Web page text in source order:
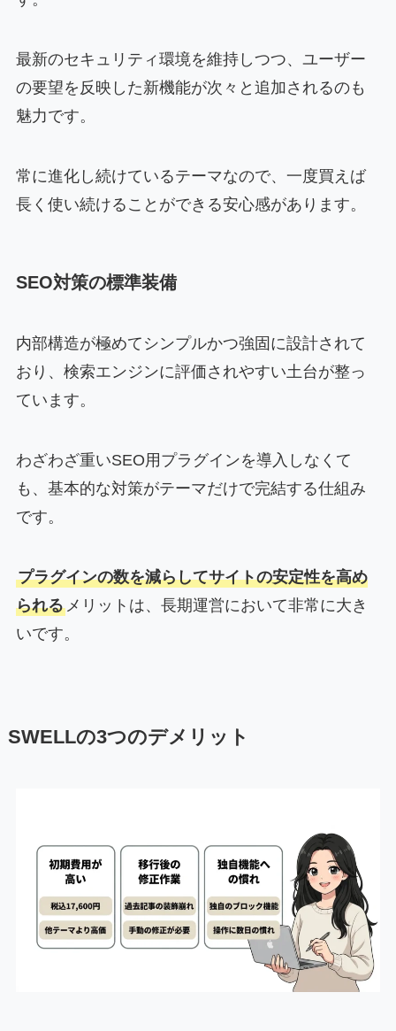
最新のセキュリティ環境を維持しつつ、ユーザー
の要望を反映した新機能が次々と追加されるのも
魅力です。
常に進化し続けているテーマなので、一度買えば
長く使い続けることができる安心感があります。
SEO対策の標準装備
内部構造が極めてシンプルかつ強固に設計されて
おり、検索エンジンに評価されやすい土台が整っ
ています。
わざわざ重いSEO用プラグインを導入しなくて
も、基本的な対策がテーマだけで完結する仕組み
です。
プラグインの数を減らしてサイトの安定性を高め
られるメリットは、長期運営において非常に大き
いです。
SWELLの3つのデメリット